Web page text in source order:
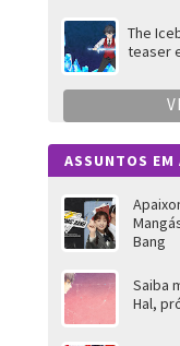
The
teaser
ASSUNTOS EM
Bang
Saiba
Hal,